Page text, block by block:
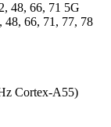
48, 66, 71 5G
48, 66, 71, 77, 78
Cortex-A55)